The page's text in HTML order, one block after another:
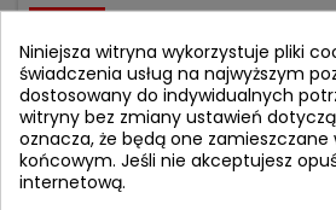
Niniejsza witryna wykorzystuje pliki
świadczenia usług na najwyższym
dostosowany do indywidualnych
witryny bez zmiany ustawień
oznacza, że będą one zamieszczane
końcowym. Jeśli nie akceptujesz
internetową.